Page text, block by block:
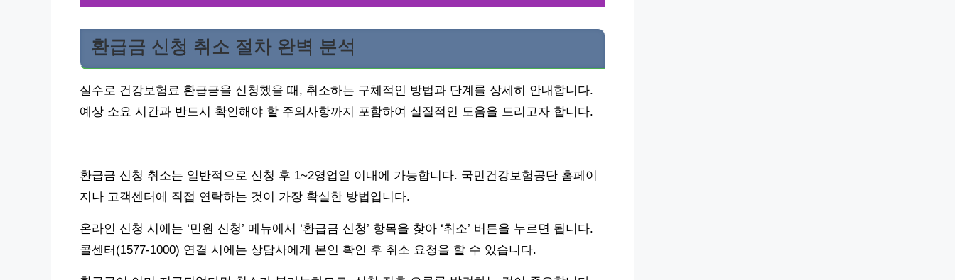
환급금 신청 취소 절차 완벽 분석
실수로 건강보험료 환급금을 신청했을 때, 취소하는 구체적인 방법과 단계를 상세히 안내합니다.
예상 소요 시간과 반드시 확인해야 할 주의사항까지 포함하여 실질적인 도움을 드리고자 합니다.
환급금 신청 취소는 일반적으로 신청 후 1~2영업일 이내에 가능합니다. 국민건강보험공단 홈페이
지나 고객센터에 직접 연락하는 것이 가장 확실한 방법입니다.
온라인 신청 시에는 ‘민원 신청’ 메뉴에서 ‘환급금 신청’ 항목을 찾아 ‘취소’ 버튼을 누르면 됩니다.
콜센터(1577-1000) 연결 시에는 상담사에게 본인 확인 후 취소 요청을 할 수 있습니다.